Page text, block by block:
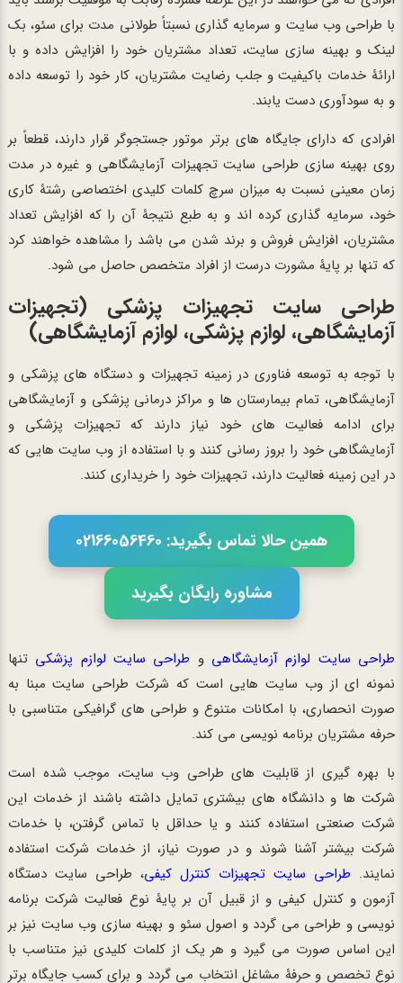
با طراحی وب سایت و سرمایه گذاری نسبتاً طولانی مدت برای سئو، بک
لینک و بهینه سازی سایت، تعداد مشتریان خود را افزایش داده و با
ارائۀ خدمات باکیفیت و جلب رضایت مشتریان، کار خود را توسعه داده
و به سودآوری دست یابند.
افرادی که دارای جایگاه های برتر موتور جستجوگر قرار دارند، قطعاً بر
روی بهینه سازی طراحی سایت تجهیزات آزمایشگاهی و غیره در مدت
زمان معینی نسبت به میزان سرچ کلمات کلیدی اختصاصی رشتۀ کاری
خود، سرمایه گذاری کرده اند و به طبع نتیجۀ آن را که افزایش تعداد
مشتریان، افزایش فروش و برند شدن می باشد را مشاهده خواهند کرد
که تنها بر پایۀ مشورت درست از افراد متخصص حاصل می شود.
طراحی سایت تجهیزات پزشکی (تجهیزات
آزمایشگاهی، لوازم پزشکی، لوازم آزمایشگاهی)
با توجه به توسعه فناوری در زمینه تجهیزات و دستگاه های پزشکی و
آزمایشگاهی، تمام بیمارستان ها و مراکز درمانی پزشکی و آزمایشگاهی
برای ادامه فعالیت های خود نیاز دارند که تجهیزات پزشکی و
آزمایشگاهی خود را بروز رسانی کنند و با استفاده از وب سایت هایی که
در این زمینه فعالیت دارند، تجهیزات خود را خریداری کنند.
همین حالا تماس بگیرید: 02166056460
مشاوره رایگان بگیرید
طراحی سایت لوازم آزمایشگاهی و طراحی سایت لوازم پزشکی تنها
نمونه ای از وب سایت هایی است که شرکت طراحی سایت مبنا به
صورت انحصاری، با امکانات متنوع و طراحی های گرافیکی متناسبی با
حرفه مشتریان برنامه نویسی می کند.
با بهره گیری از قابلیت های طراحی وب سایت، موجب شده است
شرکت ها و دانشگاه های بیشتری تمایل داشته باشند از خدمات این
شرکت صنعتی استفاده کنند و یا حداقل با تماس گرفتن، با خدمات
شرکت بیشتر آشنا شوند و در صورت نیاز، از خدمات شرکت استفاده
نمایند. طراحی سایت تجهیزات کنترل کیفی، طراحی سایت دستگاه
آزمون و کنترل کیفی و از قبیل آن بر پایۀ نوع فعالیت شرکت برنامه
نویسی و طراحی می گردد و اصول سئو و بهینه سازی وب سایت نیز بر
این اساس صورت می گیرد و هر یک از کلمات کلیدی نیز متناسب با
نوع تخصص و حرفۀ مشاغل انتخاب می گردد و برای کسب جایگاه برتر